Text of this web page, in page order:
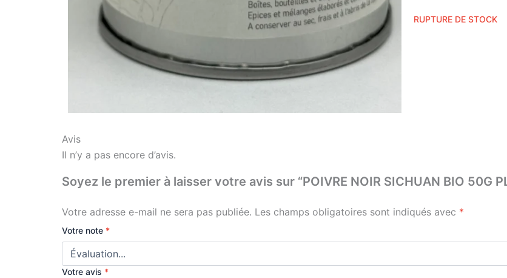
RUPTURE DE STOCK
Avis
Il n’y a pas encore d’avis.
Soyez le premier à laisser votre avis sur “POIVRE NOIR SICHUAN BIO 50G
Votre adresse e-mail ne sera pas publiée. Les champs obligatoires sont indiqués avec *
Votre note *
Votre avis *